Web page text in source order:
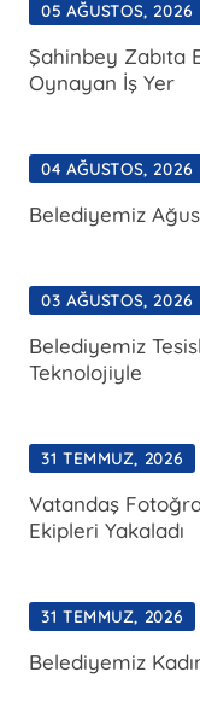
05 AĞUSTOS, 2026
Şahinbey Zabıta
Oynayan İş Yer
04 AĞUSTOS, 2026
Belediyemiz
03 AĞUSTOS, 2026
Belediyemiz
Teknolojiyle
31 TEMMUZ, 2026
Vatandaş
Ekipleri Yakaladı
31 TEMMUZ, 2026
Belediyemiz